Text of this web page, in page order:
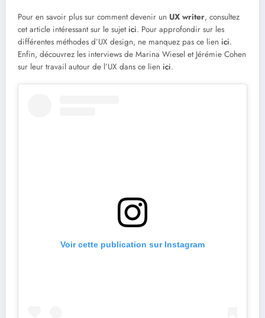
Pour en savoir plus sur comment devenir un UX writer, consultez
cet article intéressant sur le sujet ici. Pour approfondir sur les
différentes méthodes d’UX design, ne manquez pas ce lien ici.
Enfin, découvrez les interviews de Marina Wiesel et Jérémie Cohen
sur leur travail autour de l’UX dans ce lien ici.
Voir cette publication sur Instagram